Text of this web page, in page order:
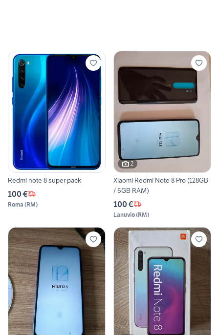
Redmi note 8 super pack
100 €
Roma (RM)
2
Xiaomi Redmi Note 8 Pro (128GB
/ 6GB RAM)
100 €
Lanuvio(RM)